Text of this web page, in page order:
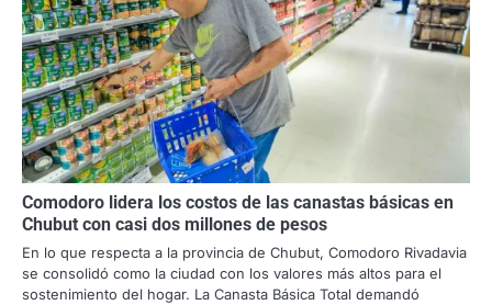
Comodoro lidera los costos de las canastas básicas en
Chubut con casi dos millones de pesos
En lo que respecta a la provincia de Chubut, Comodoro Rivadavia
se consolidó como la ciudad con los valores más altos para el
sostenimiento del hogar. La Canasta Básica Total demandó